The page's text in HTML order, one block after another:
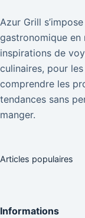
Azur Grill
gastronomique en
inspirations de
culinaires, pour
comprendre les
tendances sans
manger.
Articles populaires
Informations